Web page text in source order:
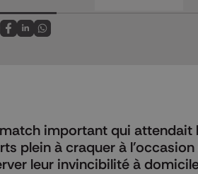
Partagez sur FaceBook
Partagez sur LinkedIn
Partagez sur Whatsapp
important qui attendait
plein à craquer à
leur invincibilité à